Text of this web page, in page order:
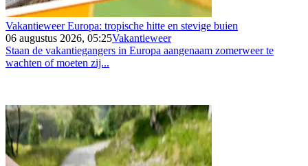
Vakantieweer Europa: tropische hitte en stevige buien
06 augustus 2026, 05:25Vakantieweer
Staan de vakantiegangers in Europa aangenaam zomerweer te
wachten of moeten zij...